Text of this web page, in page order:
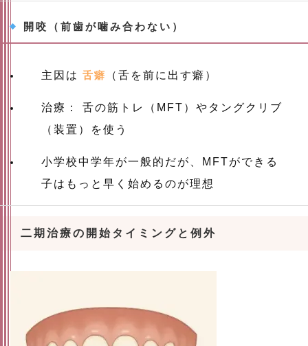
開咬（前歯が噛み合わない）
主因は 舌癖 （舌を前に出す癖）
治療： 舌の筋トレ（MFT）やタングクリブ
（装置）を使う
小学校中学年が一般的だが、MFTができる
子はもっと早く始めるのが理想
二期治療の開始タイミングと例外